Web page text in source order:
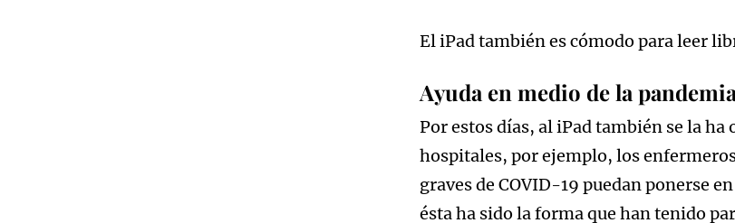
El iPad también es cómodo para leer
Ayuda en medio de la pandemia
Por estos días, al iPad también se la
hospitales, por ejemplo, los
graves de COVID-19 puedan ponerse
ésta ha sido la forma que han tenido